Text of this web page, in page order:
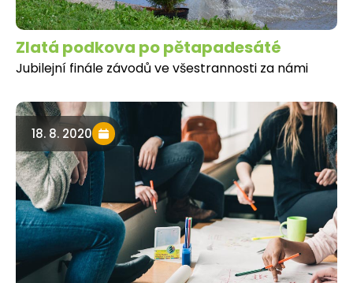
Zlatá podkova po pětapadesáté
Jubilejní finále závodů ve všestrannosti za námi
18. 8. 2020